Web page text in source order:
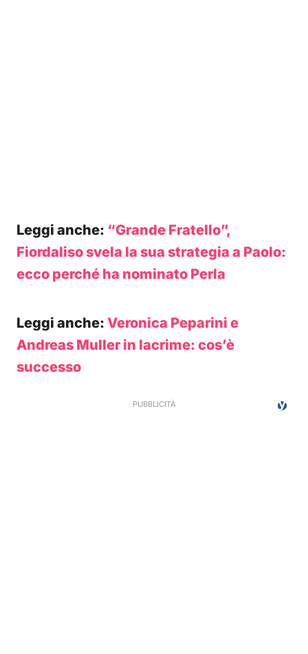
Leggi anche: “Grande Fratello”,
Fiordaliso svela la sua strategia a Paolo:
ecco perché ha nominato Perla
Leggi anche: Veronica Peparini e
Andreas Muller in lacrime: cos’è
successo